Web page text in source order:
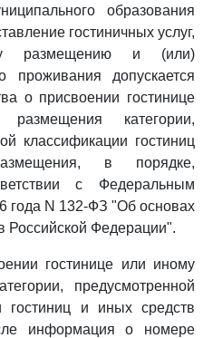
образования
гостиничных услуг,
размещению и (или)
проживания допускается
о присвоении гостинице
категории,
классификации гостиниц
в порядке,
с Федеральным
года N 132-ФЗ "Об основах
Российской Федерации".
гостинице или иному
предусмотренной
гостиниц и иных средств
информация о номере